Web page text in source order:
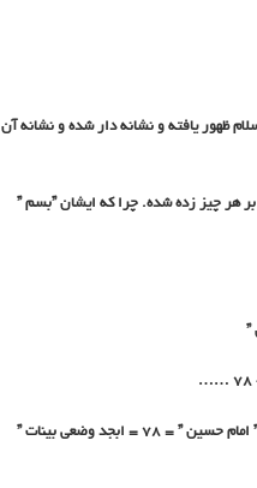
ظهور یافته و نشانه دار شده و نشانه آن
هر چیز زده شده. چرا که ایشان ”بسم ”
عدد ۷۸ = ابجد وضعی ” فاطمه زهرا ” = ابجد وضعی ” ام ابیها ” = ابجد صغیر بینات ” امام حسین ” = ۷۸ = ابجد وضعی بینات ”